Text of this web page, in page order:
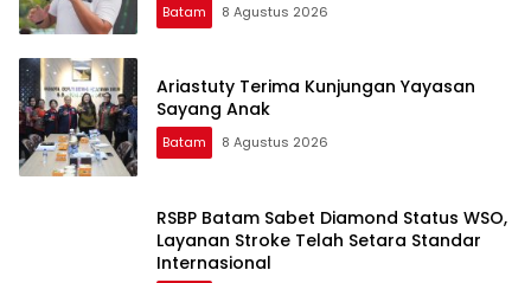
Batam 8 Agustus 2026
Ariastuty Terima Kunjungan Yayasan
Sayang Anak
Batam 8 Agustus 2026
RSBP Batam Sabet Diamond Status WSO,
Layanan Stroke Telah Setara Standar
Internasional